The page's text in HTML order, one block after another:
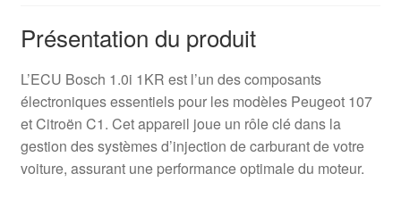
Présentation du produit
L’ECU Bosch 1.0i 1KR est l’un des composants
électroniques essentiels pour les modèles Peugeot 107
et Citroën C1. Cet appareil joue un rôle clé dans la
gestion des systèmes d’injection de carburant de votre
voiture, assurant une performance optimale du moteur.